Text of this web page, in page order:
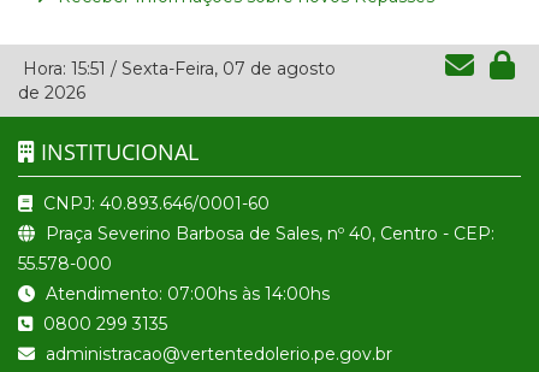
Hora: 15:51 / Sexta-Feira, 07 de agosto
de 2026
INSTITUCIONAL
CNPJ: 40.893.646/0001-60
Praça Severino Barbosa de Sales, nº 40, Centro - CEP:
55.578-000
Atendimento: 07:00hs às 14:00hs
0800 299 3135
administracao@vertentedolerio.pe.gov.br